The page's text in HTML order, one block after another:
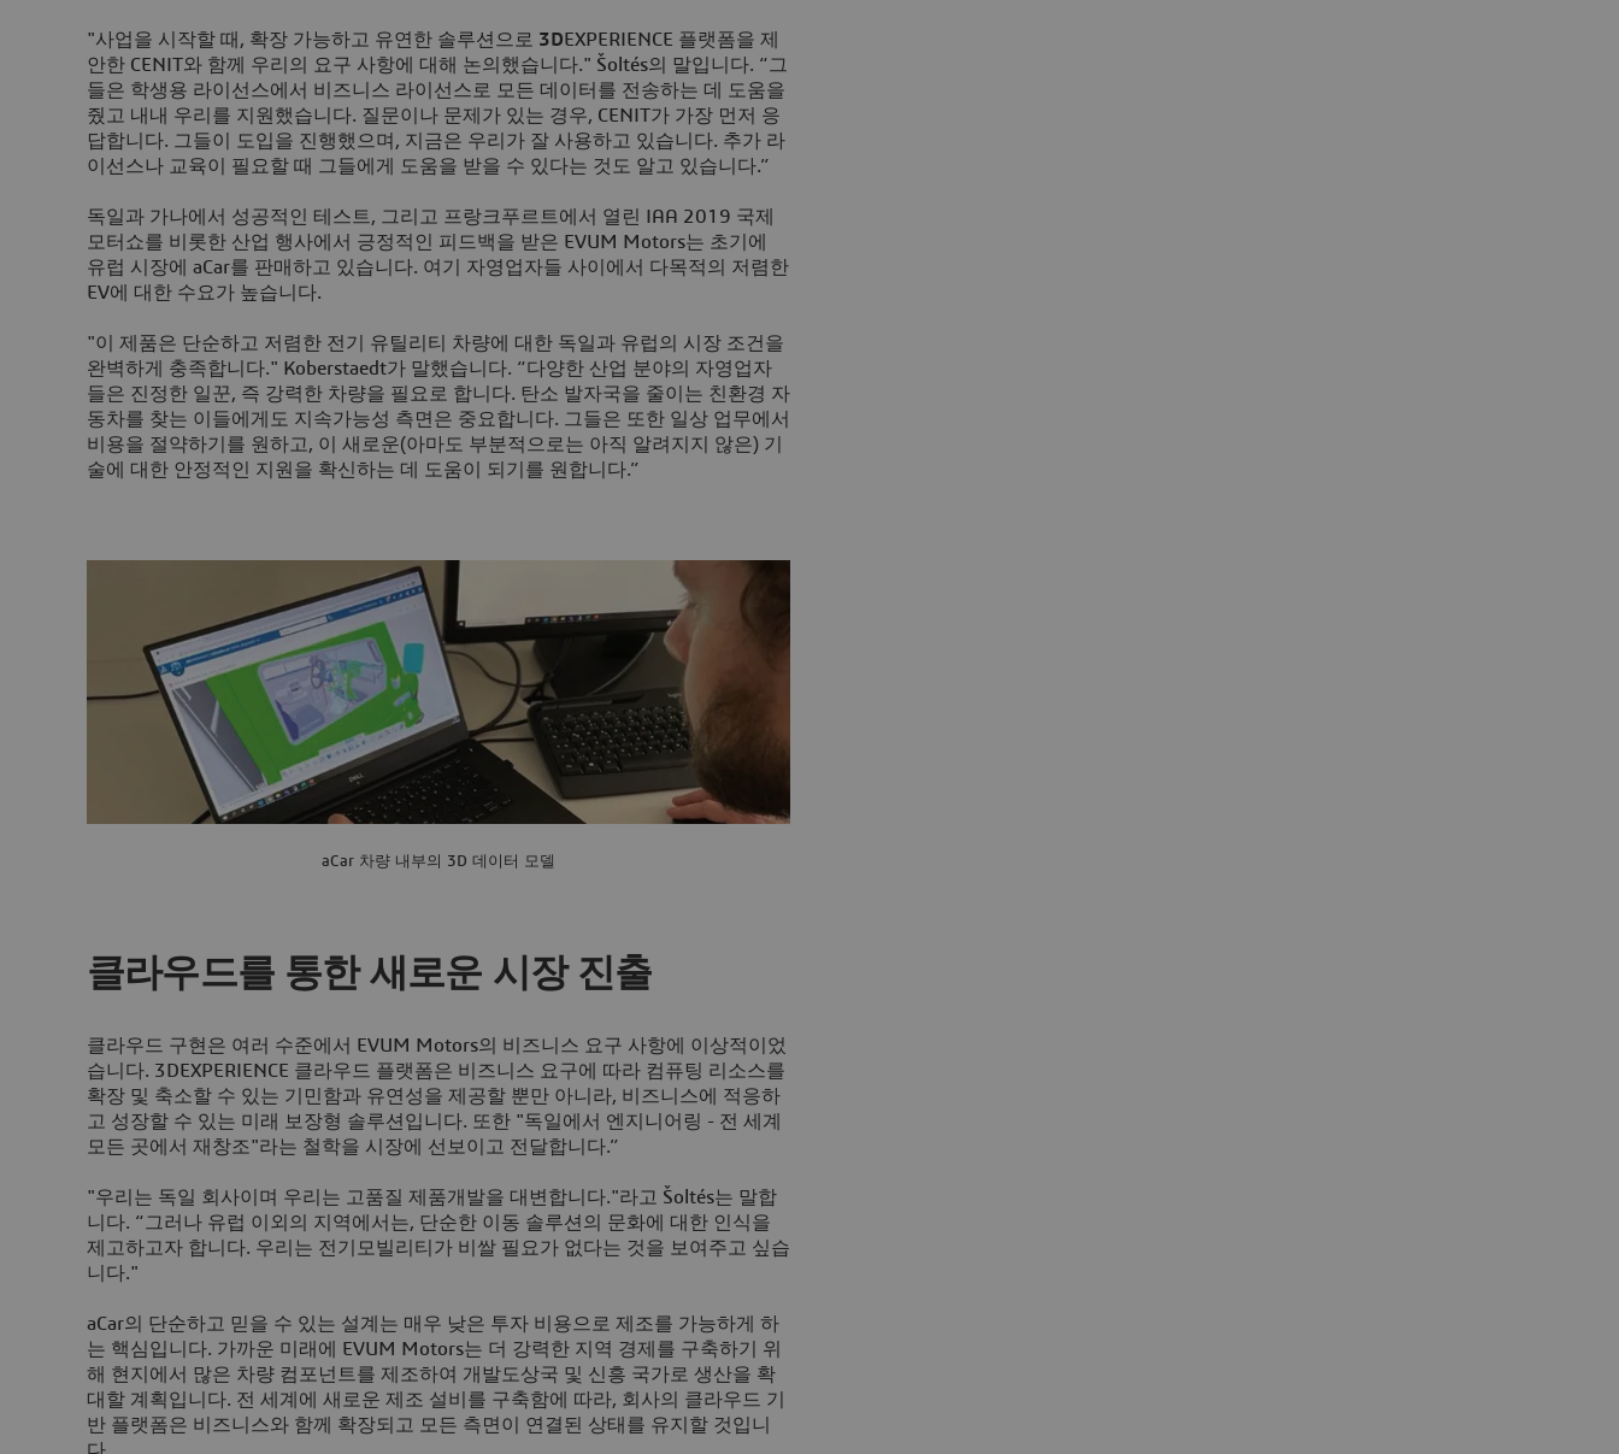
"사업을 시작할 때, 확장 가능하고 유연한 솔루션으로 3DEXPERIENCE 플랫폼을 제
안한 CENIT와 함께 우리의 요구 사항에 대해 논의했습니다." Šoltés의 말입니다. “그
들은 학생용 라이선스에서 비즈니스 라이선스로 모든 데이터를 전송하는 데 도움을
줬고 내내 우리를 지원했습니다. 질문이나 문제가 있는 경우, CENIT가 가장 먼저 응
답합니다. 그들이 도입을 진행했으며, 지금은 우리가 잘 사용하고 있습니다. 추가 라
이선스나 교육이 필요할 때 그들에게 도움을 받을 수 있다는 것도 알고 있습니다.”
독일과 가나에서 성공적인 테스트, 그리고 프랑크푸르트에서 열린 IAA 2019 국제
모터쇼를 비롯한 산업 행사에서 긍정적인 피드백을 받은 EVUM Motors는 초기에
유럽 시장에 aCar를 판매하고 있습니다. 여기 자영업자들 사이에서 다목적의 저렴한
EV에 대한 수요가 높습니다.
"이 제품은 단순하고 저렴한 전기 유틸리티 차량에 대한 독일과 유럽의 시장 조건을
완벽하게 충족합니다." Koberstaedt가 말했습니다. “다양한 산업 분야의 자영업자
들은 진정한 일꾼, 즉 강력한 차량을 필요로 합니다. 탄소 발자국을 줄이는 친환경 자
동차를 찾는 이들에게도 지속가능성 측면은 중요합니다. 그들은 또한 일상 업무에서
비용을 절약하기를 원하고, 이 새로운(아마도 부분적으로는 아직 알려지지 않은) 기
술에 대한 안정적인 지원을 확신하는 데 도움이 되기를 원합니다.”
aCar 차량 내부의 3D 데이터 모델
클라우드를 통한 새로운 시장 진출
클라우드 구현은 여러 수준에서 EVUM Motors의 비즈니스 요구 사항에 이상적이었
습니다. 3DEXPERIENCE 클라우드 플랫폼은 비즈니스 요구에 따라 컴퓨팅 리소스를
확장 및 축소할 수 있는 기민함과 유연성을 제공할 뿐만 아니라, 비즈니스에 적응하
고 성장할 수 있는 미래 보장형 솔루션입니다. 또한 "독일에서 엔지니어링 - 전 세계
모든 곳에서 재창조"라는 철학을 시장에 선보이고 전달합니다.”
"우리는 독일 회사이며 우리는 고품질 제품개발을 대변합니다."라고 Šoltés는 말합
니다. “그러나 유럽 이외의 지역에서는, 단순한 이동 솔루션의 문화에 대한 인식을
제고하고자 합니다. 우리는 전기모빌리티가 비쌀 필요가 없다는 것을 보여주고 싶습
니다."
aCar의 단순하고 믿을 수 있는 설계는 매우 낮은 투자 비용으로 제조를 가능하게 하
는 핵심입니다. 가까운 미래에 EVUM Motors는 더 강력한 지역 경제를 구축하기 위
해 현지에서 많은 차량 컴포넌트를 제조하여 개발도상국 및 신흥 국가로 생산을 확
대할 계획입니다. 전 세계에 새로운 제조 설비를 구축함에 따라, 회사의 클라우드 기
반 플랫폼은 비즈니스와 함께 확장되고 모든 측면이 연결된 상태를 유지할 것입니